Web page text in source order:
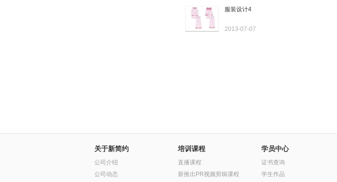
服装设计4
2013-07-07
关于新简约
公司介绍
公司动态
培训课程
直播课程
新推出PR视频剪辑课程
学员中心
证书查询
学生作品